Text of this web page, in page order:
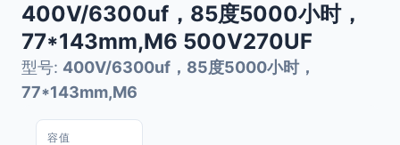
400V/6300uf，85度5000小时，
77*143mm,M6 500V270UF
型号: 400V/6300uf，85度5000小时，
77*143mm,M6
容值